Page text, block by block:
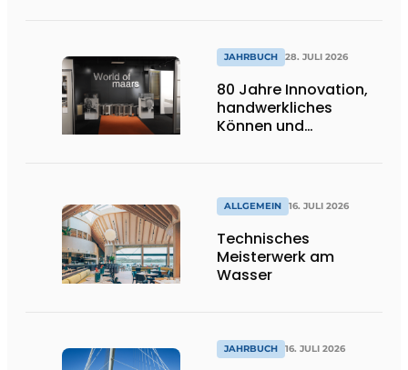
JAHRBUCH 28. JULI 2026
80 Jahre Innovation,
handwerkliches
Können und
ALLGEMEIN 16. JULI 2026
Technisches
Meisterwerk am
Wasser
JAHRBUCH 16. JULI 2026